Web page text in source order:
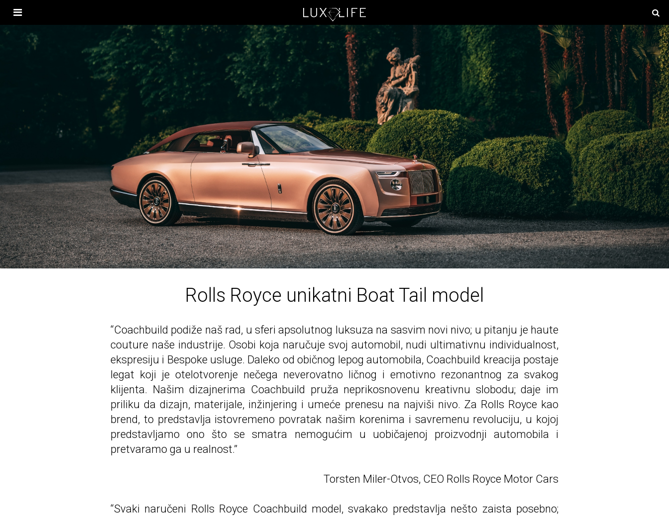
Rolls Royce unikatni Boat Tail model
“Coachbuild podiže naš rad, u sferi apsolutnog luksuza na sasvim novi nivo; u pitanju je haute
couture naše industrije. Osobi koja naručuje svoj automobil, nudi ultimativnu individualnost,
ekspresiju i Bespoke usluge. Daleko od običnog lepog automobila, Coachbuild kreacija postaje
legat koji je otelotvorenje nečega neverovatno ličnog i emotivno rezonantnog za svakog
klijenta. Našim dizajnerima Coachbuild pruža neprikosnovenu kreativnu slobodu; daje im
priliku da dizajn, materijale, inžinjering i umeće prenesu na najviši nivo. Za Rolls Royce kao
brend, to predstavlja istovremeno povratak našim korenima i savremenu revoluciju, u kojoj
predstavljamo ono što se smatra nemogućim u uobičajenoj proizvodnji automobila i
pretvaramo ga u realnost.”
Torsten Miler-Otvos, CEO Rolls Royce Motor Cars
“Svaki naručeni Rolls Royce Coachbuild model, svakako predstavlja nešto zaista posebno;